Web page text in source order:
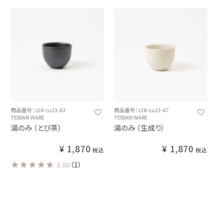
商品番号：s18-cu13-A3
TEIBAN WARE
湯のみ （とび茶）
¥ 1,870 税込
5.00 （1）
商品番号：s18-cu13-A7
TEIBAN WARE
湯のみ （生成り）
¥ 1,870 税込